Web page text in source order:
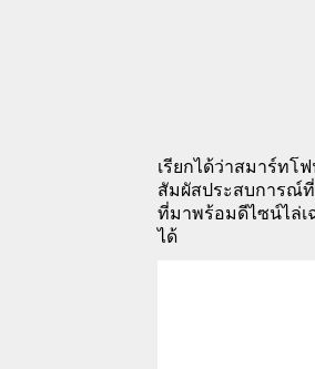
เรียกได้ว่าสมาร์ทโ
สัมผัสประสบการณ์ที่
ที่มาพร้อมดีไซน์ไล่เ
ได้